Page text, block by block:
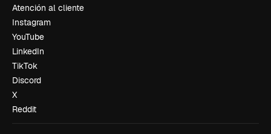
Atención al cliente
Instagram
YouTube
LinkedIn
TikTok
Discord
X
Reddit